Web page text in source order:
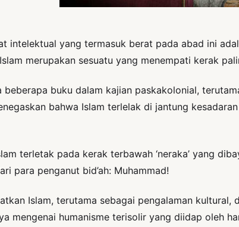
intelektual yang termasuk berat pada abad ini
merupakan sesuatu yang menempati kerak
buku dalam kajian paskakolonial,
bahwa Islam terlelak di jantung
terletak pada kerak terbawah ‘neraka’ yang
para penganut bid’ah: Muhammad!
Islam, terutama sebagai pengalaman
mengenai humanisme terisolir yang diidap oleh